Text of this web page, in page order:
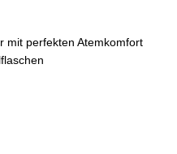
mit perfekten Atemkomfort